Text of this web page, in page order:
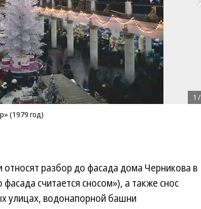
(1979 год)
1 /
разбор до фасада дома Черникова в
считается сносом»), а также снос
улицах, водонапорной башни